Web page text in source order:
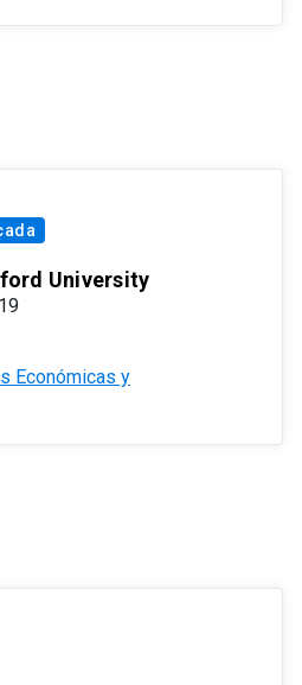
University
Económicas y